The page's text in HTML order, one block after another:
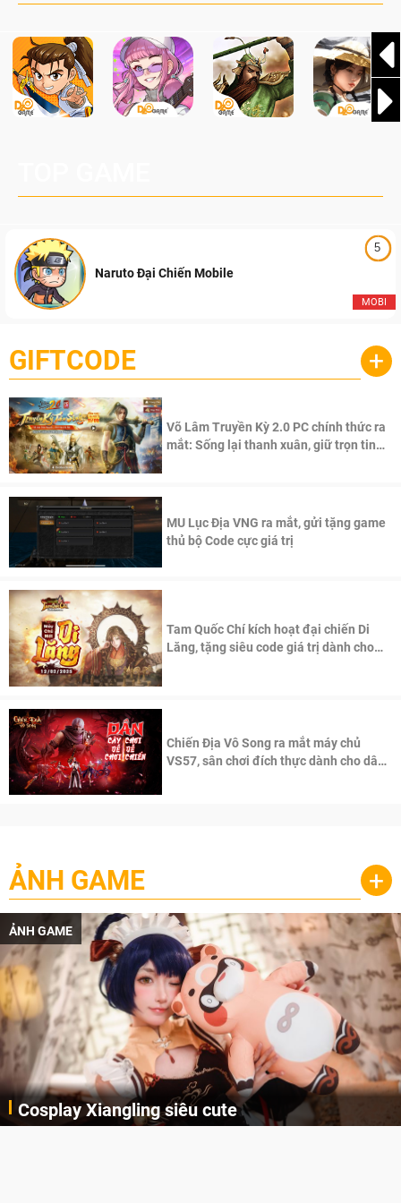
5
MOBI
Naruto Đại Chiến Mobile
GIFTCODE +
Võ Lâm Truyền Kỳ 2.0 PC chính thức ra
mắt: Sống lại thanh xuân, giữ trọn tinh
MU Lục Địa VNG ra mắt, gửi tặng game
thủ bộ Code cực giá trị
Tam Quốc Chí kích hoạt đại chiến Di
Lăng, tặng siêu code giá trị dành cho
Chiến Địa Vô Song ra mắt máy chủ
VS57, sân chơi đích thực dành cho dân
ẢNH GAME +
ẢNH GAME
Cosplay Xiangling siêu cute